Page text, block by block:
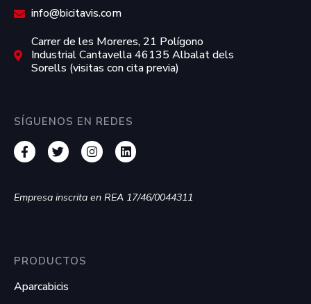
info@bicitavis.com
Carrer de les Moreres, 21 Polígono
Industrial Cantavella 46135 Albalat dels
Sorells (visitas con cita previa)
SÍGUENOS EN REDES
Empresa inscrita en REA 17/46/0044311
PRODUCTOS
Aparcabicis